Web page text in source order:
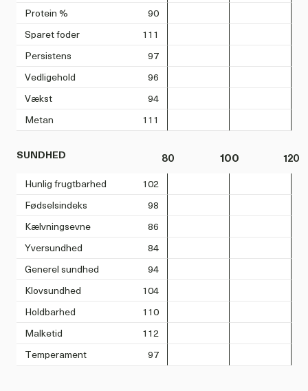
Protein %
90
Sparet foder
111
Persistens
97
Vedligehold
96
Vækst
94
Metan
111
SUNDHED 80 100 120
Hunlig frugtbarhed
102
Fødselsindeks
98
Kælvningsevne
86
Yversundhed
84
Generel sundhed
94
Klovsundhed
104
Holdbarhed
110
Malketid
112
Temperament
97